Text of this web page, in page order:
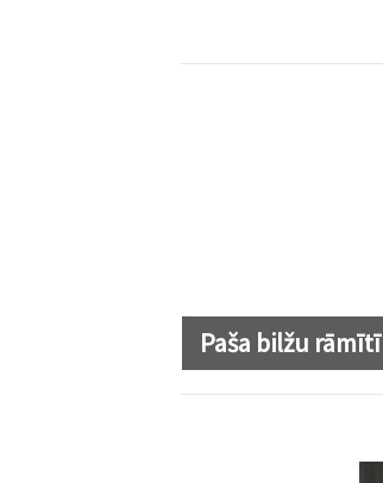
Paša bilžu rāmītī